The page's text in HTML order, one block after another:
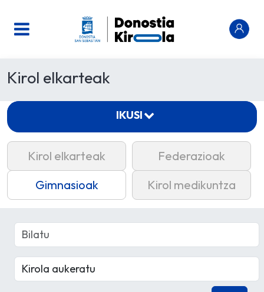
Kirol elkarteak
Kirol elkarteak
Federazioak
Gimnasioak
Kirol medikuntza
IKUSI